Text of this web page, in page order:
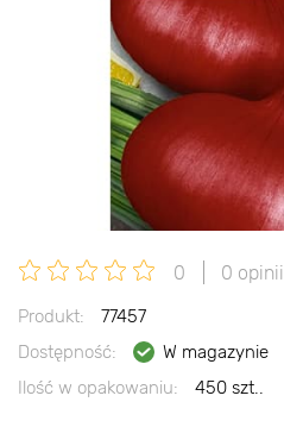
0 0 opinii
Produkt:
77457
Dostępność:
W magazynie
Ilość w opakowaniu:
450 szt..